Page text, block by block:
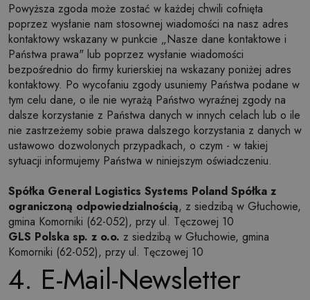
Powyższa zgoda może zostać w każdej chwili cofnięta
poprzez wysłanie nam stosownej wiadomości na nasz adres
kontaktowy wskazany w punkcie „Nasze dane kontaktowe i
Państwa prawa" lub poprzez wysłanie wiadomości
bezpośrednio do firmy kurierskiej na wskazany poniżej adres
kontaktowy. Po wycofaniu zgody usuniemy Państwa podane w
tym celu dane, o ile nie wyrażą Państwo wyraźnej zgody na
dalsze korzystanie z Państwa danych w innych celach lub o ile
nie zastrzeżemy sobie prawa dalszego korzystania z danych w
ustawowo dozwolonych przypadkach, o czym - w takiej
sytuacji informujemy Państwa w niniejszym oświadczeniu.
Spółka General Logistics Systems Poland Spółka z
ograniczoną odpowiedzialnością, z siedzibą w Głuchowie,
gmina Komorniki (62-052), przy ul. Tęczowej 10
GLS Polska sp. z o.o. z siedzibą w Głuchowie, gmina
Komorniki (62-052), przy ul. Tęczowej 10
4. E-Mail-Newsletter